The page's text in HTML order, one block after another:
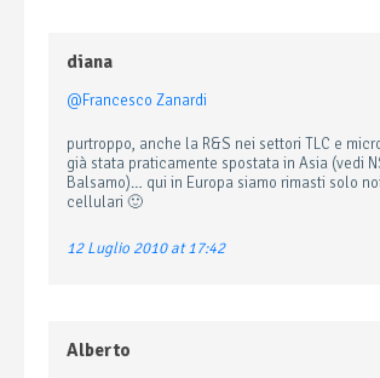
diana
@Francesco Zanardi
purtroppo, anche la R&S nei settori TLC e
già stata praticamente spostata in Asia (vedi
Balsamo)… qui in Europa siamo rimasti solo
cellulari 🙂
12 Luglio 2010 at 17:42
Alberto